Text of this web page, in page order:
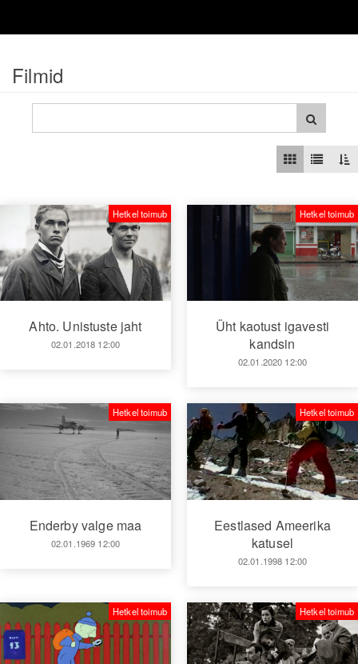
Filmid
Ahto. Unistuste jaht
02.01.2018 12:00
Hetkel toimub
Üht kaotust igavesti
kandsin
02.01.2020 12:00
Hetkel toimub
Enderby valge maa
02.01.1969 12:00
Hetkel toimub
Eestlased Ameerika
katusel
02.01.1998 12:00
Hetkel toimub
Hetkel toimub Hetkel toimub